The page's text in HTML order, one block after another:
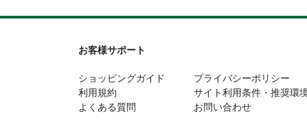
お客様サポート
ショッピングガイド
利用規約
よくある質問
プライバシーポリシー
サイト利用条件・推奨環
お問い合わせ